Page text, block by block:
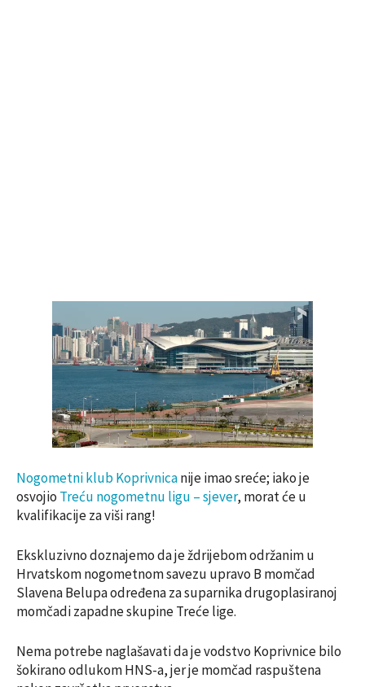
Nogometni klub Koprivnicanije imao sreće; iako je
osvojio Treću nogometnu ligu – sjever, morat će u
kvalifikacije za viši rang!
Ekskluzivno doznajemo da je ždrijebom održanim u
Hrvatskom nogometnom savezu upravo B momčad
Slavena Belupa određena za suparnika drugoplasiranoj
momčadi zapadne skupine Treće lige.
Nema potrebe naglašavati da je vodstvo Koprivnice bilo
šokirano odlukom HNS-a, jer je momčad raspuštena